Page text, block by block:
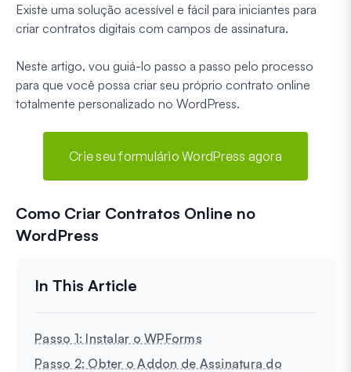
Existe uma solução acessível e fácil para iniciantes para
criar contratos digitais com campos de assinatura.
Neste artigo, vou guiá-lo passo a passo pelo processo
para que você possa criar seu próprio contrato online
totalmente personalizado no WordPress.
Crie seu formulário WordPress agora
Como Criar Contratos Online no
WordPress
Passo 1: Instalar o WPForms
Passo 2: Obter o Addon de Assinatura do